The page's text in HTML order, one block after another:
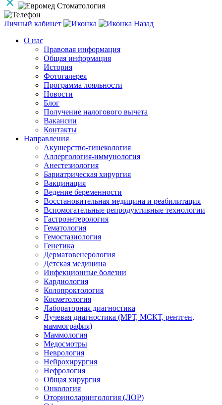
Личный кабинет
Назад
О нас
Правовая информация
Общая информация
История
Фотогалерея
Программа лояльности
Новости
Блог
Получение налогового вычета
Вакансии
Контакты
Направления
Акушерство-гинекология
Аллергология-иммунология
Анестезиология
Бариатрическая хирургия
Вакцинация
Ведение беременности
Восстановительная медицина и реабилитация
Вспомогательные репродуктивные технологии
Гастроэнтерология
Гематология
Гемостазиология
Генетика
Дерматовенерология
Детская медицина
Инфекционные болезни
Кардиология
Колопроктология
Косметология
Лабораторная диагностика
Лучевая диагностика (МРТ, МСКТ, рентген,
маммография)
Маммология
Медосмотры
Неврология
Нейрохирургия
Нефрология
Общая хирургия
Онкология
Оториноларингология (ЛОР)